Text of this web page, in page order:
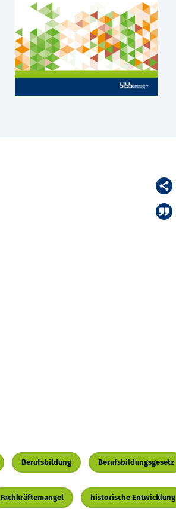
Berufsbildung Berufsbildungsgesetz
Fachkräftemangel historische Entwicklung